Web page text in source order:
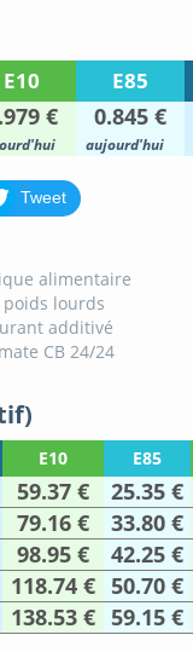
E10 E85
€ 0.845 €
aujourd'hui
Tweet
alimentaire
poids lourds
additivé
CB 24/24
E10 E85
59.37 € 25.35 €
79.16 € 33.80 €
98.95 € 42.25 €
118.74 € 50.70 €
138.53 € 59.15 €